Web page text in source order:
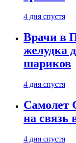
4 дня спустя
Врачи в
желудка
шариков
4 дня спустя
Самолет
на связь
4 дня спустя